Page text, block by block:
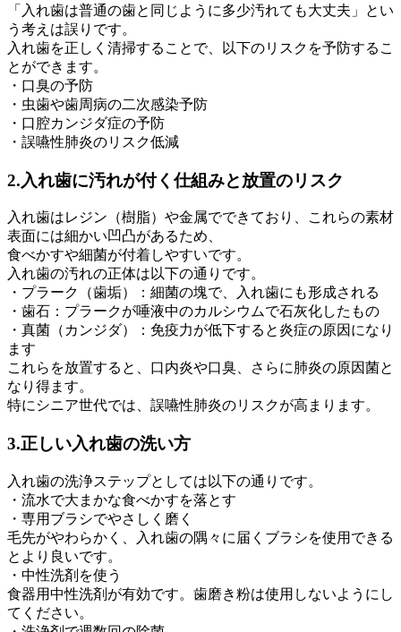
「入れ歯は普通の歯と同じように多少汚れても大丈夫」とい
う考えは誤りです。
入れ歯を正しく清掃することで、以下のリスクを予防するこ
とができます。
・口臭の予防
・虫歯や歯周病の二次感染予防
・口腔カンジダ症の予防
・誤嚥性肺炎のリスク低減
2.入れ歯に汚れが付く仕組みと放置のリスク
入れ歯はレジン（樹脂）や金属でできており、これらの素材
表面には細かい凹凸があるため、
食べかすや細菌が付着しやすいです。
入れ歯の汚れの正体は以下の通りです。
・プラーク（歯垢）：細菌の塊で、入れ歯にも形成される
・歯石：プラークが唾液中のカルシウムで石灰化したもの
・真菌（カンジダ）：免疫力が低下すると炎症の原因になり
ます
これらを放置すると、口内炎や口臭、さらに肺炎の原因菌と
なり得ます。
特にシニア世代では、誤嚥性肺炎のリスクが高まります。
3.正しい入れ歯の洗い方
入れ歯の洗浄ステップとしては以下の通りです。
・流水で大まかな食べかすを落とす
・専用ブラシでやさしく磨く
毛先がやわらかく、入れ歯の隅々に届くブラシを使用できる
とより良いです。
・中性洗剤を使う
食器用中性洗剤が有効です。歯磨き粉は使用しないようにし
てください。